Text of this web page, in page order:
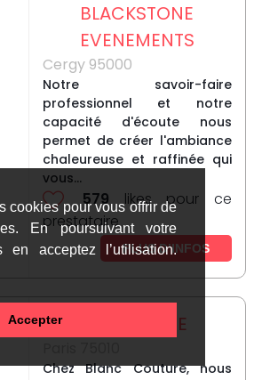
cookies pour vous offrir de
En poursuivant votre
en acceptez l’utilisation.
Accepter
BLACKSTONE
EVENEMENTS
Cergy 95000
Notre savoir-faire
professionnel et notre
capacité d'écoute nous
permet de créer l'ambiance
chaleureuse et raffinée qui
vous...
579likes pour ce
prestataire
PLUS D’INFOS
BLANC COUTURE
Chez Blanc Couture, nous